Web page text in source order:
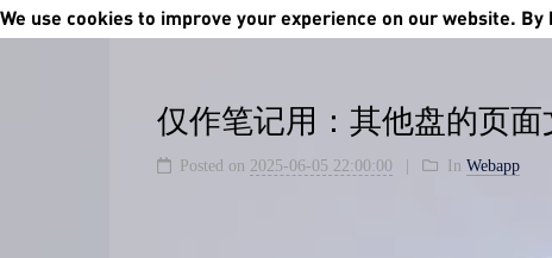
We use cookies to improve your experience on our website.
仅作笔记用：其他盘的页
Posted on 2025-06-05 22:00:00 In Webapp